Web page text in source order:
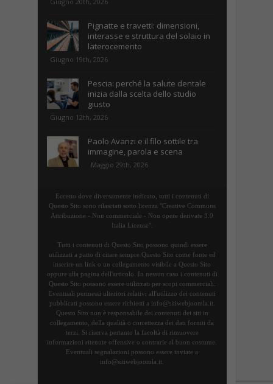
Pignatte e travetti: dimensioni,
interasse e struttura del solaio in
laterocemento
Giugno 19th, 2026
Pescia: perché la salute dentale
inizia dalla scelta dello studio
giusto
Giugno 12th, 2026
Paolo Avanzi e il filo sottile tra
immagine, parola e scena
Maggio 29th, 2026
Eccetto dove diversamente indicato, tutti i contenuti di
Questo Sito sono rilasciati sotto licenza "Creative Commons
Attribuzione - Non commerciale - Non opere derivate 3.0
Italia License".
Tutti i contenuti di Questo Sito possono quindi essere
utilizzati a patto di citare sempre Questo Sito come fonte ed
inserire un link o un collegamento visibile a Questo Sito
oppure alla pagina dell'articolo. In nessun caso i contenuti di
Questo Sito possono essere utilizzati per scopi commerciali.
Eventuali permessi ulteriori relativi all'utilizzo dei contenuti
pubblicati possono essere richiesti a info@sitiwebjoomla.it.
Questo Sito non è responsabile dei contenuti dei siti in
collegamento, della qualità o correttezza dei dati forniti da
terzi. Si riserva pertanto la facoltà di rimuovere
informazioni ritenute offensive o contrarie al buon costume.
Eventuali segnalazioni possono essere inviate a
info@sitiwebjoomla.it.